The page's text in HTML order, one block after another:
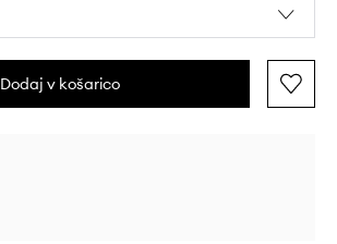
Dodaj v košarico